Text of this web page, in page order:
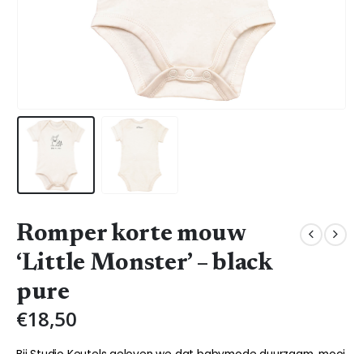
Romper korte mouw
‘Little Monster’ – black
pure
€18,50